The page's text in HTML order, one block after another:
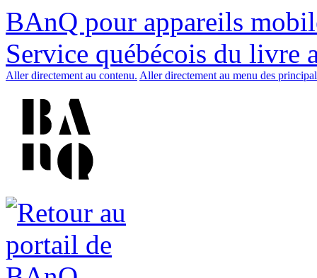
BAnQ pour appareils
Service québécois du livre
Aller directement au contenu. Aller directement au menu des